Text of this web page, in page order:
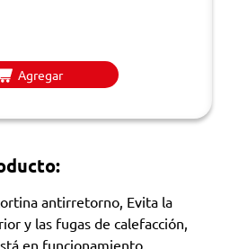
Agregar
antirretorno, Evita la
y las fugas de calefacción,
en funcionamiento.